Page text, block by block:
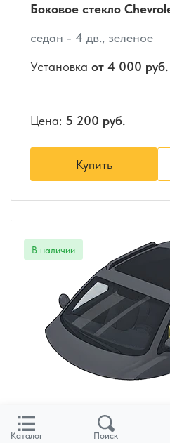
Каталог Поиск
Боковое стекло
седан - 4 дв., зеленое
Установка от 4 000 руб.
Цена: 5 200 руб.
Купить
Боковое стекло